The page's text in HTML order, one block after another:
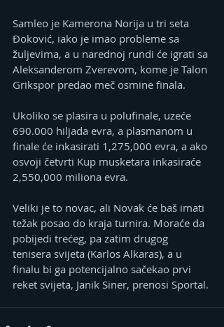
Samleo je Kamerona Norija u tri seta
Đoković, iako je imao probleme sa
žuljevima, a u narednoj rundi će igrati sa
Aleksanderom Zverevom, kome je Talon
Grikspor predao meč osmine finala.
Ukoliko se plasira u polufinale, uzeće
690.000 hiljada evra, a plasmanom u
finale će inkasirati 1,275,000 evra, a ako
osvoji četvrti Kup musketara inkasiraće
2,550,000 miliona evra.
Veliki je to novac, ali Novak će baš imati
težak posao do kraja turnira. Moraće da
pobijedi trećeg, pa zatim drugog
tenisera svijeta (Karlos Alkaras), a u
finalu bi ga potencijalno sačekao prvi
reket svijeta, Janik Siner, prenosi Sportal.